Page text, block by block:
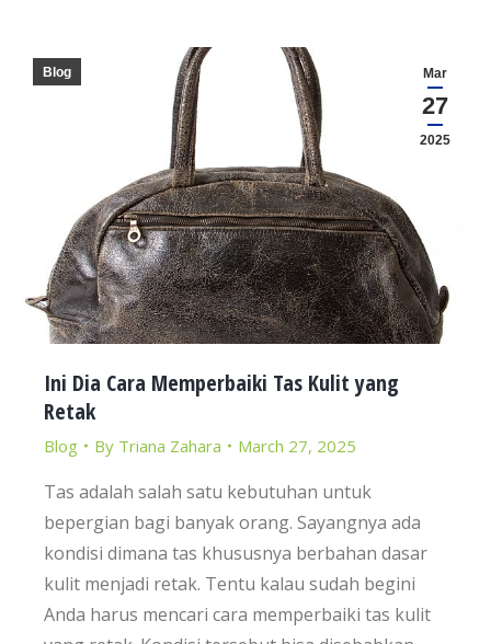
Mar
27
2025
Blog
Ini Dia Cara Memperbaiki Tas Kulit yang
Retak
Blog By Triana Zahara March 27, 2025
Tas adalah salah satu kebutuhan untuk
bepergian bagi banyak orang. Sayangnya ada
kondisi dimana tas khususnya berbahan dasar
kulit menjadi retak. Tentu kalau sudah begini
Anda harus mencari cara memperbaiki tas kulit